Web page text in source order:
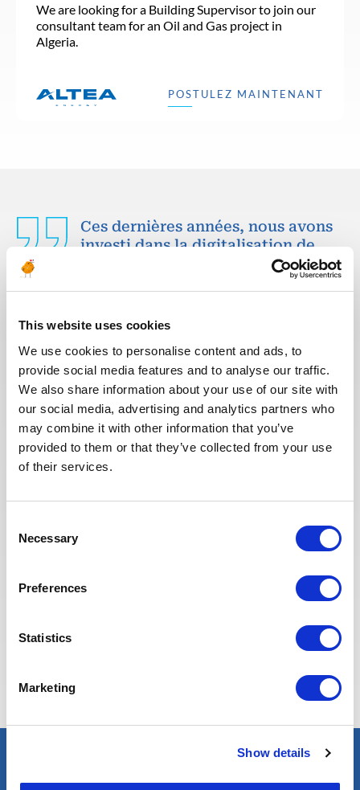
This website uses cookies
We use cookies to personalise content and ads, to
provide social media features and to analyse our traffic.
We also share information about your use of our site with
our social media, advertising and analytics partners who
may combine it with other information that you’ve
provided to them or that they’ve collected from your use
of their services.
Selection
Necessary
Preferences
Statistics
Marketing
Show details
We are looking for a Building Supervisor to join our
consultant team for an Oil and Gas project in
Algeria.
POSTULEZ MAINTENANT
Ces dernières années, nous avons
investi dans la digitalisation de
notre processus de recrutement
afin que nos recruteurs puissent
échanges qualitatifs avec les
avons également repensé notre
page Offres de mission sur le site
web pour faciliter la recherche de
missions et les candidatures.
Toute l'équipe Recrutement a à
cœur d’offrir la meilleure
expérience possible à nos